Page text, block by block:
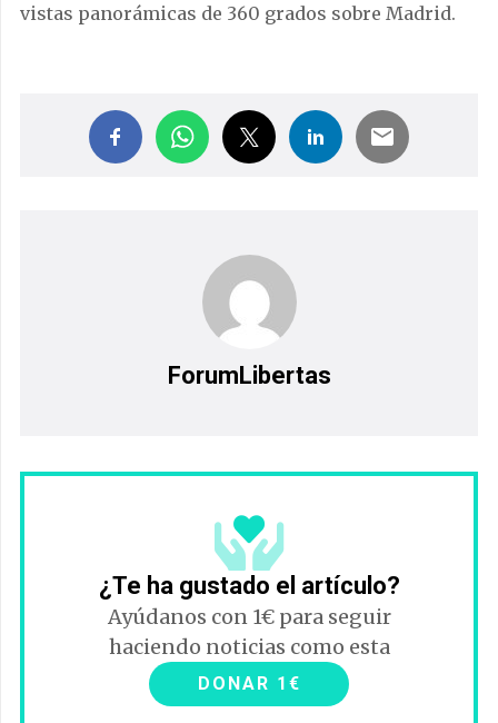
vistas panorámicas de 360 grados sobre Madrid.
ForumLibertas
¿Te ha gustado el artículo?
Ayúdanos con 1€ para seguir
haciendo noticias como esta
DONAR 1€